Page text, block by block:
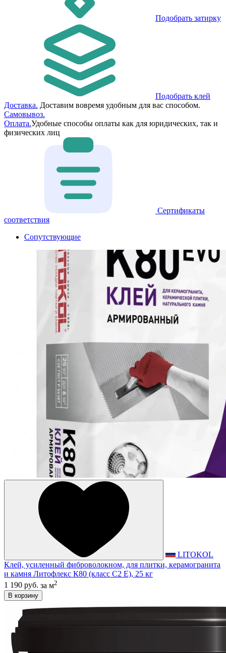
Подобрать затирку
Подобрать клей
Доставка. Доставим вовремя удобным для вас способом.
Самовывоз.
Оплата.Удобные способы оплаты как для юридических, так и
физических лиц
Сертификаты
соответствия
Сопутствующие
LITOKOL
Клей, усиленный фиброволокном, для плитки, керамогранита
и камня Литофлекс К80 (класс С2 E), 25 кг
1 190 руб. за м2
В корзину